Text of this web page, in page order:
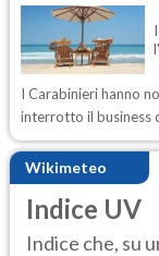
I Carabinieri hanno
interrotto il business
Wikimeteo
Indice UV
Indice che, su